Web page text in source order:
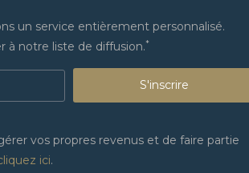
un service entièrement personnalisé.
à notre liste de diffusion.*
S'inscrire
vos propres revenus et de faire partie
ici.